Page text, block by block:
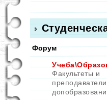
Форум
Факультеты и